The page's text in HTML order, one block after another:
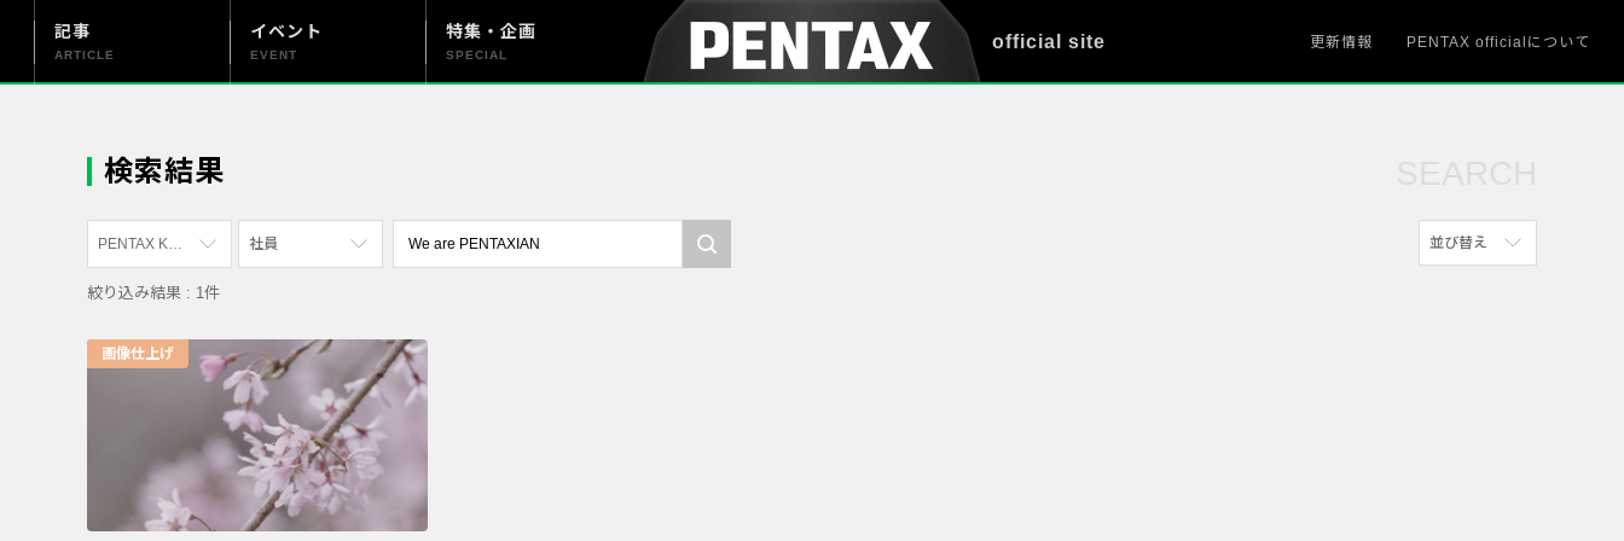
official site
記事
ARTICLE
イベント
EVENT
特集・企画
SPECIAL
更新情報 PENTAX officialについて
検索結果
PENTAX K-3 Mark III
すべて
PENTAX K-70
PENTAX K-3 Mark III Monochrome
PENTAX 17
社員
写真家
社員
漫画家
並び替え
絞り込み結果 : 1件
画像仕上げ